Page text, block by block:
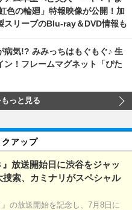
色の輪廻」特報映像が公開！加
スリーブのBlu-ray＆DVD情報も
病気!? みみっちはもぐもぐ♪ 生
ン！フレームマグネット「ぴた
っと見る
アップ
放送開始日に渋谷をジャッ
捜索、カミナリがスペシャル
の放送開始を記念し、7月8日に